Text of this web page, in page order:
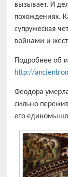
вызывает. И
похождениях.
супружеская
войнами и
Подробнее об
http://
Феодора
сильно
его